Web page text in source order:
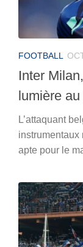
FOOTBALL
Inter
lumière
L’attaquant
instrumentaux
apte pour le